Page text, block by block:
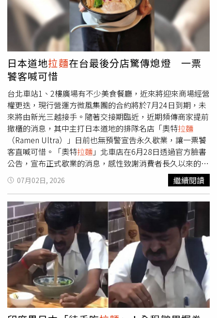
尚雜誌《ar》簽約五年的常規名模。由於憧憬中森明菜，齊
藤京子自中學起就立志成為歌手，並於2017年首次擔任歌
曲《依然要前進》主唱，並在演唱、作詞、主持、出演電視
劇及發行寫真集後，2年前於橫濱球場舉行畢業演唱會，正
式從「日向坂46」畢業，結束8年的偶像生涯，一度黯然神
傷。齊藤京子2年前才正式從「日向坂46」女團畢業。（圖
／海鵬提供）才「失業」沒多久的她，某天意外接到電影
《偶像禁愛令》的試鏡邀請，她將自己多年的偶像心路歷程
融入角色中，以「靜謐卻強烈」的眼神和極具爆發力的獨
白，將女主角「山岡真衣」孤軍奮戰的悲壯與信念詮釋得絲
絲入扣。當場打動導演深田晃司「就是她了！」。這次她在
電影《偶像禁愛令》中，飾演人氣急升的女偶像團
「Happy☆Fanfare」中心成員山岡真衣，在事業即將攀上
巔峰之際，意外與中學同學間山敬（倉悠貴 飾）墜入愛
河。隨著地下戀情曝光，真衣不僅面臨粉絲的強烈反彈，更
被經紀公司以違反合約中的「戀愛禁令」為由告上法庭、要
求鉅額賠償。特別的是，《偶像禁愛令》片中女團
「Happy☆Fanfare」雖為虛構，台下臨演卻全是真粉絲，
原來劇組在拍攝演唱會大場面時，秘密招募了大量臨時演
員。台下粉絲的高度熱情與應援，讓現場宛如真正的偶像
LIVE現場，寫實度拉滿，還一度讓已畢業的齊藤京子難分真
假。齊藤京子由於酷愛吃 拉麵，尤其是大份量的「二郎系」
拉麵，包括麻辣拉麵、蒙古湯麵都深得她心，還自稱是「最
的齊藤京子」，昔日爆紅程度連朝日電視的節目都曾
冠以她的名字作為播出號召。齊藤京子超人氣《偶像禁愛
令》粉絲應援難分真假令她感動。（圖／海鵬提供）齊藤京
子在電影《偶像禁愛令》除完美重現了「山岡真衣」的光鮮
日本道地拉麵在台最後分店驚傳熄燈 一票
饕客喊可惜
台北車站1、2樓廣場有不少美食餐廳，近來將迎來商場經營
權更迭，現行營運方微風集團的合約將於7月24日到期，未
來將由新光三越接手。隨著交接期臨近，近期頻傳商家提前
撤櫃的消息，其中主打日本道地的排隊名店「奧特拉麵
（Ramen Ultra）」日前也無預警宣告永久歇業，讓一票饕
客直喊可惜。「奧特拉麵 」北車店在6月28日透過官方臉書
公告，宣布正式歇業的消息，感性致謝消費者長久以來的支
持，並表示將暫別這段旅程，期待未來以全新形式再度與大
家相遇。據悉，世界級
起源於1994年，
至今已走過30年，在全球包括日本、美國及台灣都有據點，
實力不容小覷。該品牌之所以深受消費者喜愛，主打使用北
海道獲獎小麥「春よ戀」製作滑順麵條，且
的湯頭鹹
度、配菜及麵體軟硬度皆可客製化，全店更嚴選國產食材把
關品質。此外，其優異的品質更讓它在2021年、2023年及
2024年三度榮獲美國米其林指南推薦，店內也貼心提供
中、英、日三語的國際友善菜單，是許多國際旅客造訪北車
時的必吃美食。奧特拉麵
歇業消息曝光後，有不少饕客留言
直呼可惜，「生意超好欸，為什麼？」、「我才吃過3次，
還想回訪耶」。事實上，過去奧特拉麵在台拓展到5家分
店，但桃園華泰店和天母大葉高島屋店於去（2025）年歇
07月02日, 2026 繼續閱讀